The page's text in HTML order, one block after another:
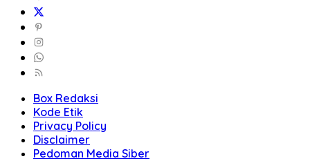
Box Redaksi
Kode Etik
Privacy Policy
Disclaimer
Pedoman Media Siber